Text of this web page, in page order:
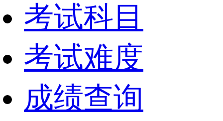
考试科目
考试难度
成绩查询